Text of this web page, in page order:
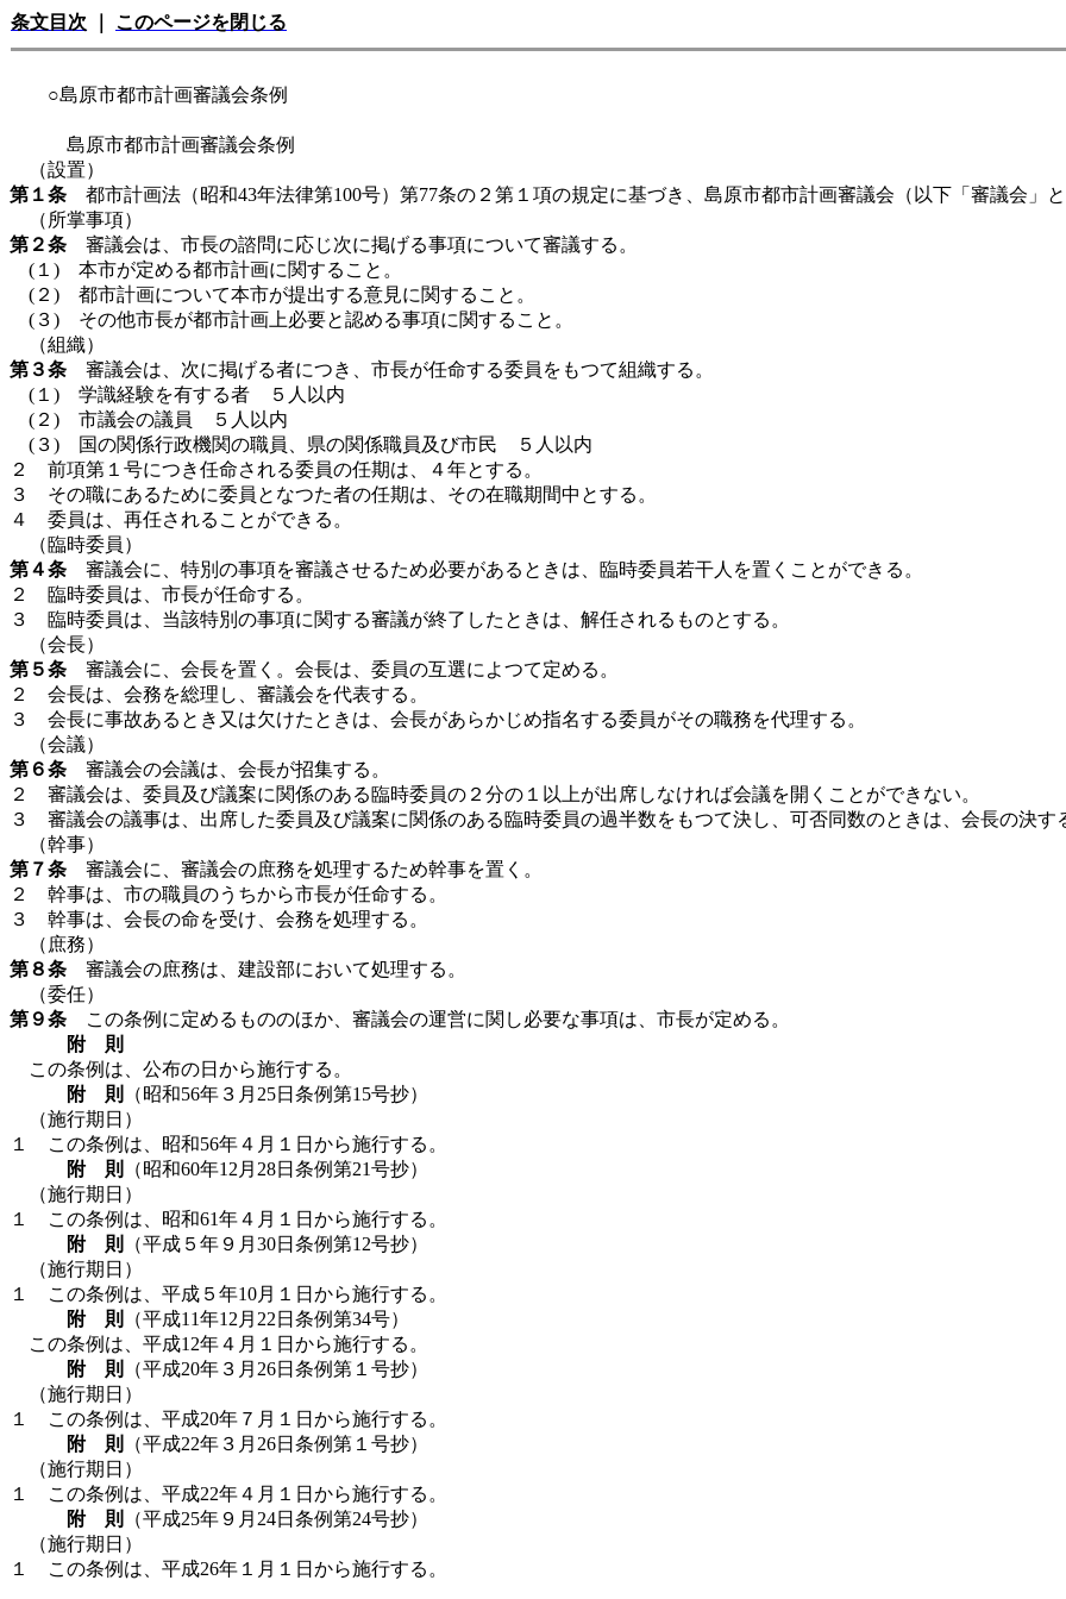
条文目次 このページを閉じる
○島原市都市計画審議会条例
島原市都市計画審議会条例
（設置）
第１条 都市計画法（昭和43年法律第100号）第77条の２第１項の規定に基づき、島原市都市計画審議会（以下「審議会」と
（所掌事項）
第２条 審議会は、市長の諮問に応じ次に掲げる事項について審議する。
(１) 本市が定める都市計画に関すること。
(２) 都市計画について本市が提出する意見に関すること。
(３) その他市長が都市計画上必要と認める事項に関すること。
（組織）
第３条 審議会は、次に掲げる者につき、市長が任命する委員をもつて組織する。
(１) 学識経験を有する者 ５人以内
(２) 市議会の議員 ５人以内
(３) 国の関係行政機関の職員、県の関係職員及び市民 ５人以内
２ 前項第１号につき任命される委員の任期は、４年とする。
３ その職にあるために委員となつた者の任期は、その在職期間中とする。
４ 委員は、再任されることができる。
（臨時委員）
第４条 審議会に、特別の事項を審議させるため必要があるときは、臨時委員若干人を置くことができる。
２ 臨時委員は、市長が任命する。
３ 臨時委員は、当該特別の事項に関する審議が終了したときは、解任されるものとする。
（会長）
第５条 審議会に、会長を置く。会長は、委員の互選によつて定める。
２ 会長は、会務を総理し、審議会を代表する。
３ 会長に事故あるとき又は欠けたときは、会長があらかじめ指名する委員がその職務を代理する。
（会議）
第６条 審議会の会議は、会長が招集する。
２ 審議会は、委員及び議案に関係のある臨時委員の２分の１以上が出席しなければ会議を開くことができない。
３ 審議会の議事は、出席した委員及び議案に関係のある臨時委員の過半数をもつて決し、可否同数のときは、会長の決す
（幹事）
第７条 審議会に、審議会の庶務を処理するため幹事を置く。
２ 幹事は、市の職員のうちから市長が任命する。
３ 幹事は、会長の命を受け、会務を処理する。
（庶務）
第８条 審議会の庶務は、建設部において処理する。
（委任）
第９条 この条例に定めるもののほか、審議会の運営に関し必要な事項は、市長が定める。
附 則
この条例は、公布の日から施行する。
附 則
（昭和56年３月25日条例第15号抄）
（施行期日）
１ この条例は、昭和56年４月１日から施行する。
附 則
（昭和60年12月28日条例第21号抄）
（施行期日）
１ この条例は、昭和61年４月１日から施行する。
附 則
（平成５年９月30日条例第12号抄）
（施行期日）
１ この条例は、平成５年10月１日から施行する。
附 則
（平成11年12月22日条例第34号）
この条例は、平成12年４月１日から施行する。
附 則
（平成20年３月26日条例第１号抄）
（施行期日）
１ この条例は、平成20年７月１日から施行する。
附 則
（平成22年３月26日条例第１号抄）
（施行期日）
１ この条例は、平成22年４月１日から施行する。
附 則
（平成25年９月24日条例第24号抄）
（施行期日）
１ この条例は、平成26年１月１日から施行する。